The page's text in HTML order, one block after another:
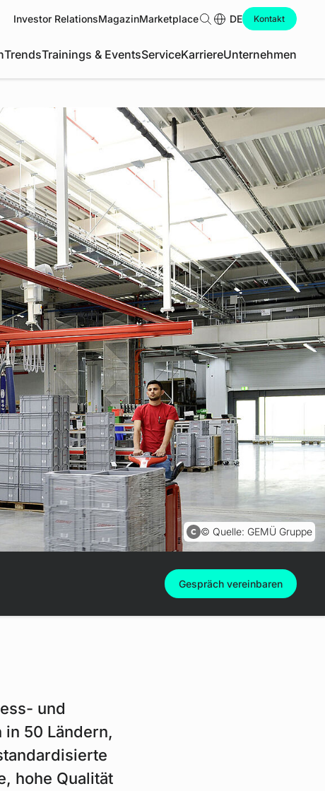
TrendsTrainings & EventsServiceKarriereUnternehmen
Investor RelationsMagazinMarketplace Suche
DE Kontakt
Quelle: GEMÜ Gruppe
Gespräch vereinbaren
und
50 Ländern,
hohe Qualität